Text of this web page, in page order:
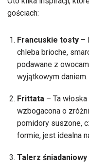
gościach:
Francuskie tosty –
chleba brioche,
podawane z
wyjątkowym daniem.
Frittata – Ta
wzbogacona o
pomidory suszone,
formie, jest idealna
Talerz śniadaniowy